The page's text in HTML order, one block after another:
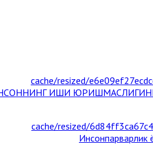
ИШИ ЮРИШМАСЛИГИНИ
Инсонпарварлик